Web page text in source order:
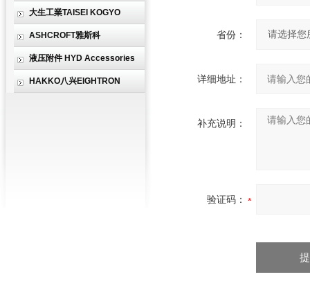
大生工業TAISEI KOGYO
ASHCROFT雅斯科
液压附件 HYD Accessories
HAKKO八兴EIGHTRON
省份：
详细地址：
补充说明：
验证码：